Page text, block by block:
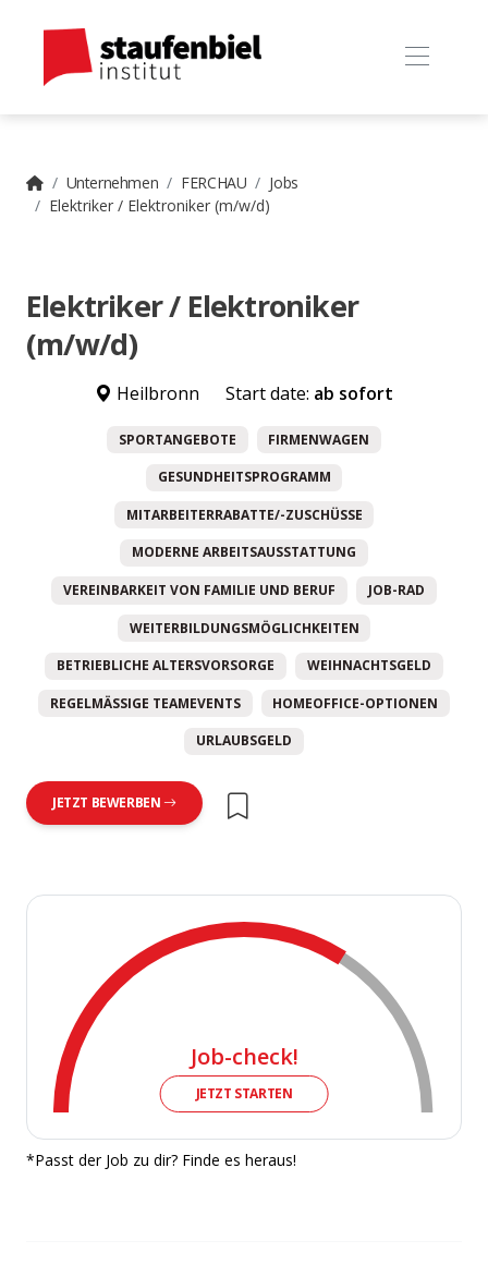
Unternehmen FERCHAU
Jobs
Elektriker / Elektroniker (m/w/d)
Elektriker / Elektroniker
(m/w/d)
Heilbronn Start date: ab sofort
SPORTANGEBOTE FIRMENWAGEN
GESUNDHEITSPROGRAMM
MITARBEITERRABATTE/-ZUSCHÜSSE
MODERNE ARBEITSAUSSTATTUNG
VEREINBARKEIT VON FAMILIE UND BERUF JOB-RAD
WEITERBILDUNGSMÖGLICHKEITEN
BETRIEBLICHE ALTERSVORSORGE WEIHNACHTSGELD
REGELMÄSSIGE TEAMEVENTS HOMEOFFICE-OPTIONEN
URLAUBSGELD
JETZT BEWERBEN
Job-check!
JETZT STARTEN
*Passt der Job zu dir? Finde es heraus!